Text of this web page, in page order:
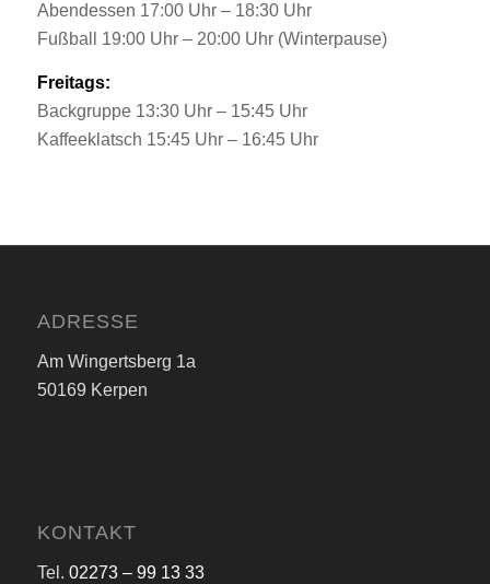
Abendessen 17:00 Uhr – 18:30 Uhr
Fußball 19:00 Uhr – 20:00 Uhr (Winterpause)
Freitags:
Backgruppe 13:30 Uhr – 15:45 Uhr
Kaffeeklatsch 15:45 Uhr – 16:45 Uhr
ADRESSE
Am Wingertsberg 1a
50169 Kerpen
KONTAKT
Tel. 02273 – 99 13 33